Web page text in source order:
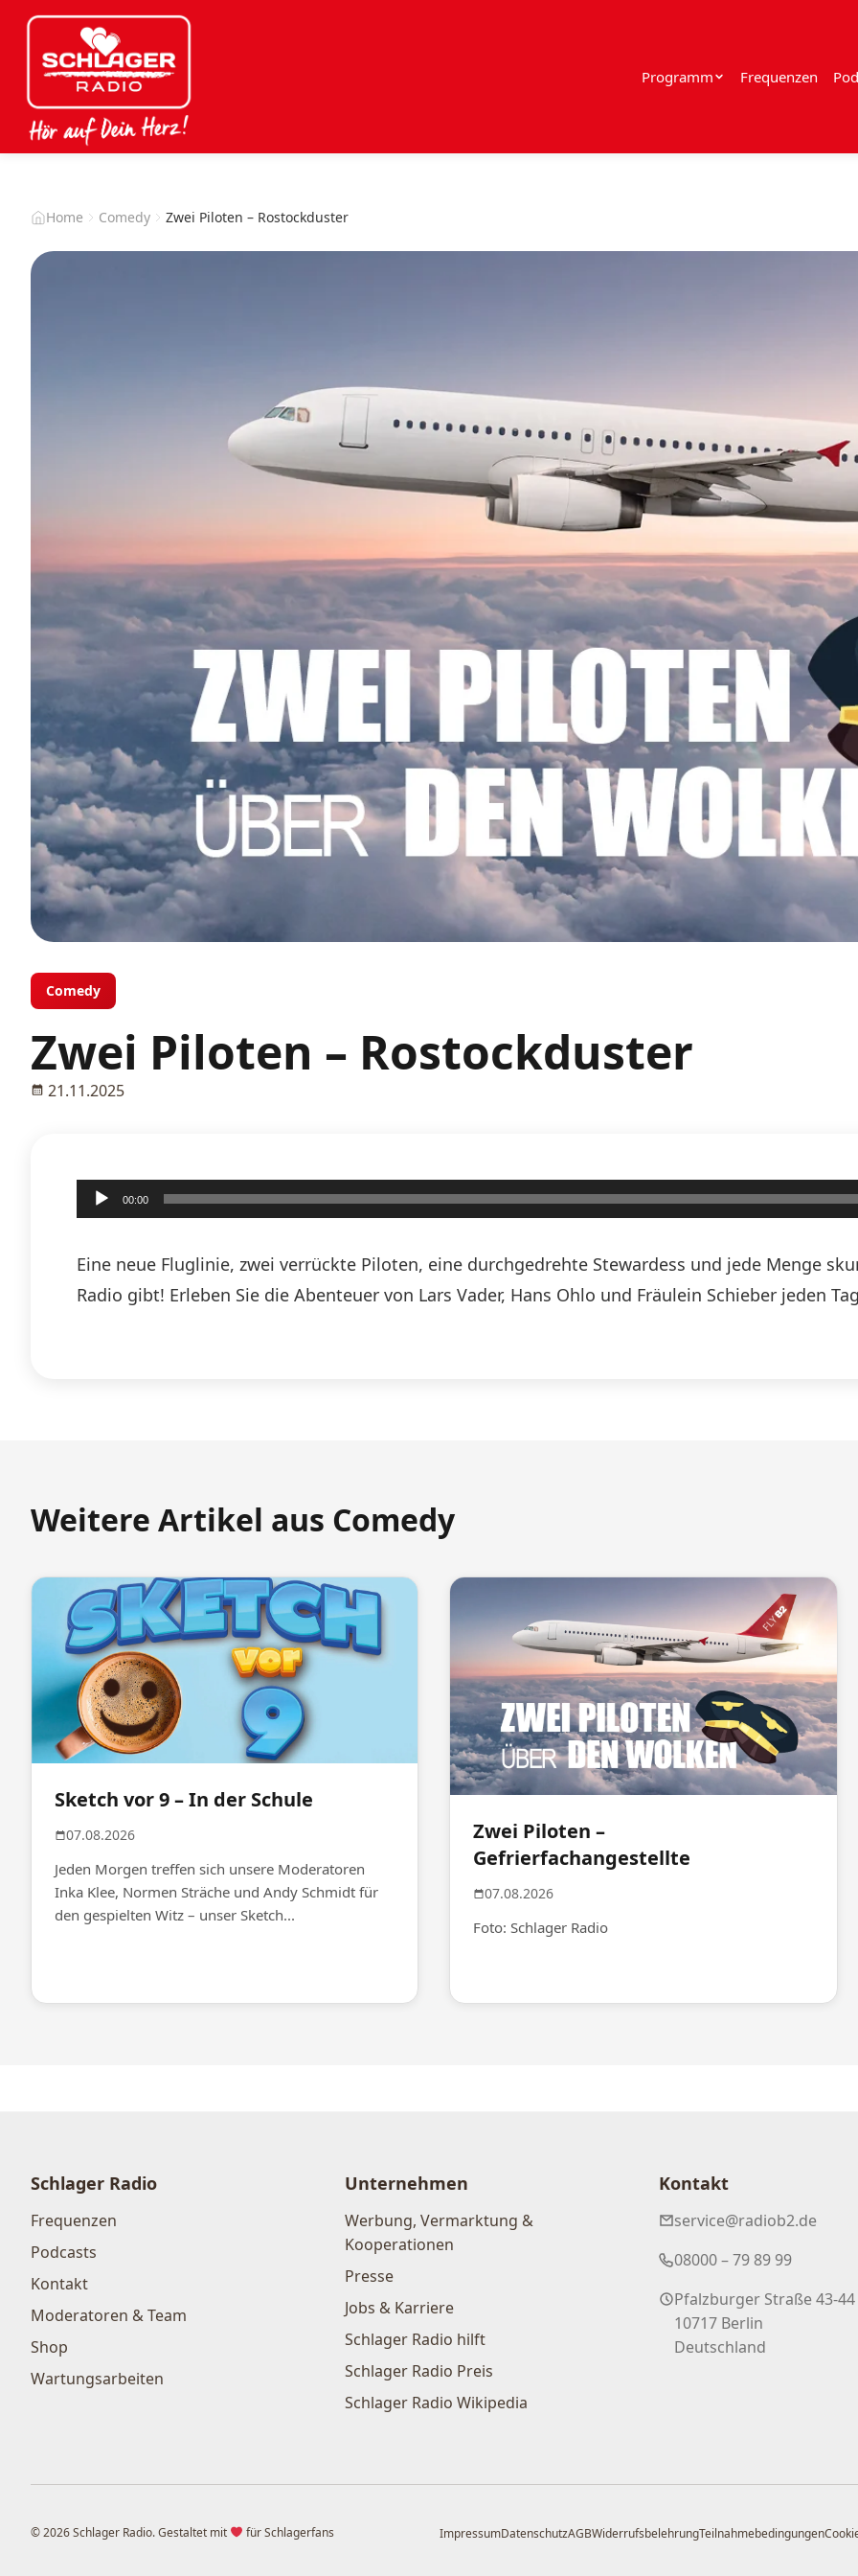
Programm Frequenzen
Home Comedy Zwei Piloten – Rostockduster
Comedy
Zwei Piloten – Rostockduster
21.11.2025
Audio-
Player
00:00
Eine neue Fluglinie, zwei verrückte Piloten, eine durchgedrehte Stewardess und jede Menge
Radio gibt! Erleben Sie die Abenteuer von Lars Vader, Hans Ohlo und Fräulein Schieber jeden
Weitere Artikel aus Comedy
Sketch vor 9 – In der Schule
07.08.2026
Jeden Morgen treffen sich unsere Moderatoren
Inka Klee, Normen Sträche und Andy Schmidt für
den gespielten Witz – unser Sketch...
Zwei Piloten –
Gefrierfachangestellte
07.08.2026
Foto: Schlager Radio
Schlager Radio
Frequenzen
Podcasts
Kontakt
Moderatoren & Team
Shop
Wartungsarbeiten
Unternehmen
Werbung, Vermarktung &
Kooperationen
Presse
Jobs & Karriere
Schlager Radio hilft
Schlager Radio Preis
Schlager Radio Wikipedia
Kontakt
service@radiob2.de
08000 – 79 89 99
Pfalzburger Straße 43-44
10717 Berlin
Deutschland
© 2026 Schlager Radio. Gestaltet mit für Schlagerfans ImpressumDatenschutzAGBWiderrufsbelehrungTeilnahmebedingungen